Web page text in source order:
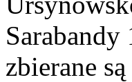
Sarabandy
zbierane